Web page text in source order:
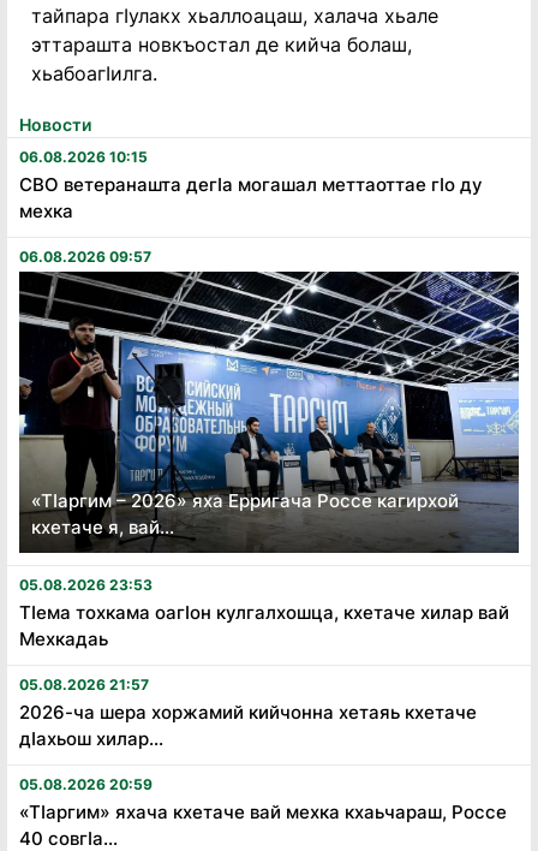
Новости
06.08.2026 10:15
СВО ветеранашта дегӏа могашал меттаоттае гӏо ду
мехка
06.08.2026 09:57
«Тӏаргим – 2026» яха Ерригача Россе кагирхой
кхетаче я, вай...
05.08.2026 23:53
Тӏема тохкама оагӏон кулгалхошца, кхетаче хилар вай
Мехкадаь
05.08.2026 21:57
2026-ча шера хоржамий кийчонна хетаяь кхетаче
дӏахьош хилар...
05.08.2026 20:59
«Тӏаргим» яхача кхетаче вай мехка кхаьчараш, Россе
40 совгӏа...
тайпара гӀулакх хьаллоацаш, халача хьале
эттарашта новкъостал де кийча болаш,
хьабоагӀилга.